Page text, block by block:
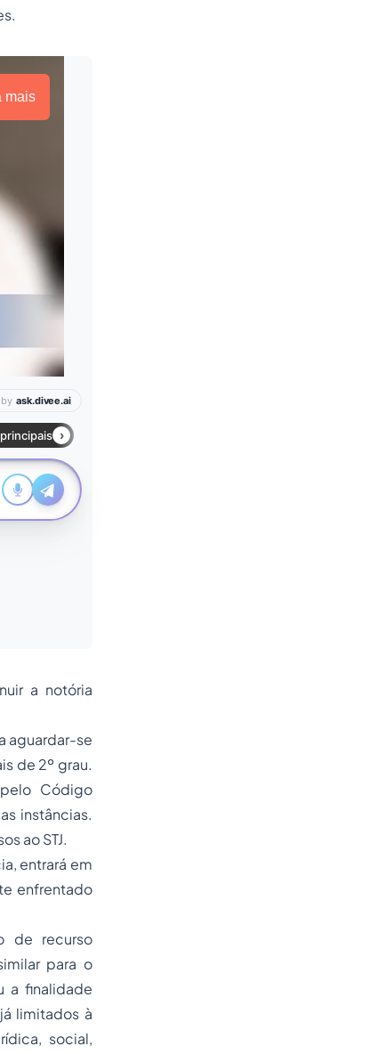
mais
a notória
aguardar-se
de 2º grau.
Código
instâncias.
ao STJ.
entrará em
enfrentado
de recurso
para o
a finalidade
limitados à
social,